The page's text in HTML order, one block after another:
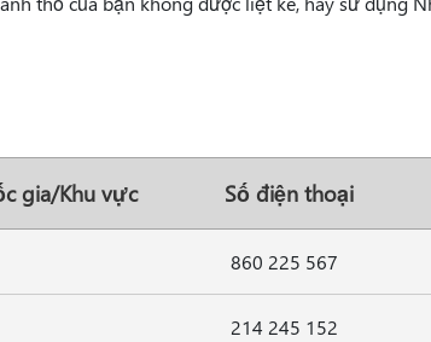
gia/Khu vực Số điện thoại
860 225 567
214 245 152